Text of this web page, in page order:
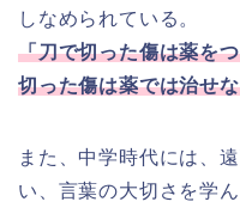
しなめられている。
「刀で切った傷は薬を
切った傷は薬では治せ
また、中学時代には、
い、言葉の大切さを学